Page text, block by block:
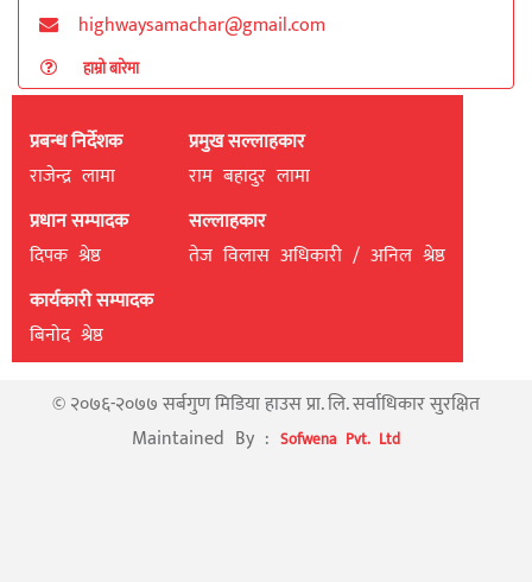
highwaysamachar@gmail.com
हाम्रो बारेमा
प्रबन्ध निर्देशक
राजेन्द्र लामा
प्रधान सम्पादक
दिपक श्रेष्ठ
कार्यकारी सम्पादक
बिनाेद श्रेष्ठ
प्रमुख सल्लाहकार
राम बहादुर लामा
सल्लाहकार
तेज विलास अधिकारी / अनिल श्रेष्ठ
© २०७६-२०७७ सर्बगुण मिडिया हाउस प्रा. लि. सर्वाधिकार सुरक्षित
Maintained By : Sofwena Pvt. Ltd